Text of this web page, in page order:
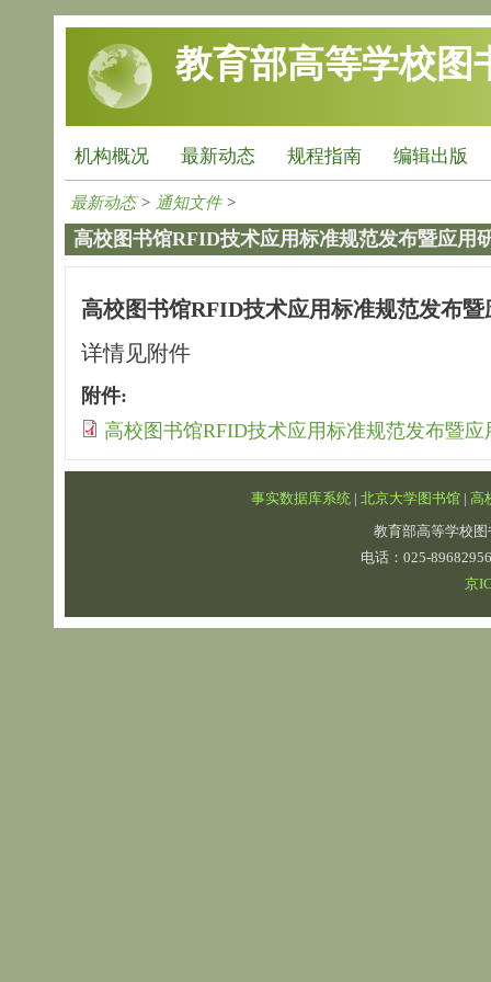
跳转到主要内容
教育部高等学校图
机构概况 最新动态 规程指南 编辑出版
最新动态> 通知文件>
高校图书馆RFID技术应用标准规范发布暨应用
高校图书馆RFID技术应用标准规范发布暨
详情见附件
附件:
高校图书馆RFID技术应用标准规范发布暨应
事实数据库系统 | 北京大学图书馆| 高
教育部高等学校
电话：025-
京